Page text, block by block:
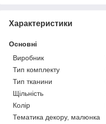
Характеристики
Основні
Виробник
Тип комплекту
Тип тканини
Щільність
Колір
Тематика декору, малюнка